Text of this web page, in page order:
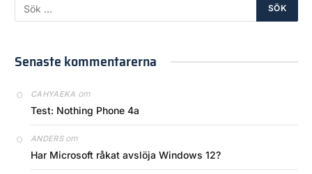
Senaste kommentarerna
CAHYAEKA om
Test: Nothing Phone 4a
ANDERSom
Har Microsoft råkat avslöja Windows 12?